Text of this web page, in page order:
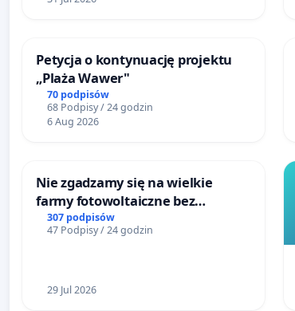
Petycja o kontynuację projektu
„Plaża Wawer"
70 podpisów
68 Podpisy / 24 godzin
6 Aug 2026
Nie zgadzamy się na wielkie
farmy fotowoltaiczne bez
rzetelnych analiz i akceptacji
mieszkańców
307 podpisów
47 Podpisy / 24 godzin
29 Jul 2026